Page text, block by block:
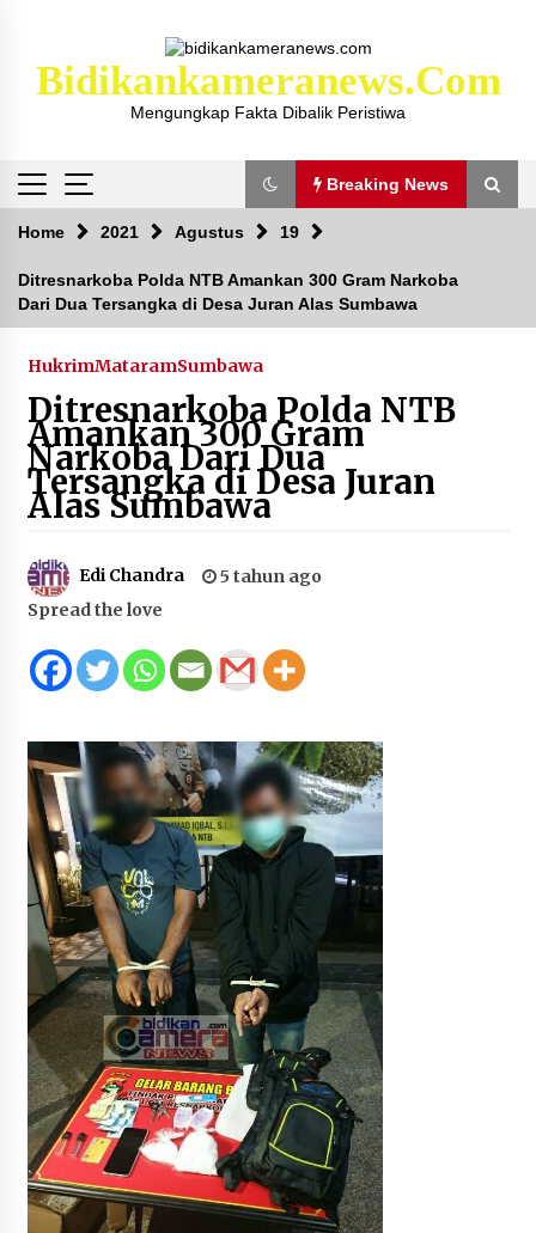
Bidikankameranews.com
Mengungkap Fakta Dibalik Peristiwa
Breaking News
Breaking News
Kejaksaan KSB Mulai Lidik Mafia Tanah Desa
Sekongkang Bawah
2 tahun ago
Laporan Dugaan Pencabulan di Desa Sepayung
Kec. Plampang, Polres Sumbawa Pastikan
Proses Penyelidikan Berjalan Maksimal
4 minggu ago
Juanda, Edukasi Masyarakat dalam Mengurus
Administrasi Kendaraan Berupa SIM
1 bulan ago
HUT ke-46 Dekranas di Makassar, di Hadapan
Ny. Selvi Gibran Ketua Dekranasda Sumbawa
1 bulan ago
Bupati H. Jarot : Demi Keberlanjutan Pelayanan,
Perumdam Batulanteh Akan Lakukan
Penyesuaian Tarif Air Minum
1 bulan ago
Prestasi Nasional, Polwan Polres Sumbawa
Bripda Vanesa Aprilia Renyaan, Sabet Juara II
Taekwondo Kapolri Cup ke-7
1 bulan ago
Sekretaris Bapperida, Dwi Rahayu, ST,. MM,.
Pimpin Rakor Aksi Konvergensi Percepatan
Penurunan Stunting di Sumbawa
1 bulan ago
Wabup Ansori Apresiasi Rekomendasi dan
Pandangan Fraksi – Fraksi DPRD Sumbawa
1 bulan ago
Home 2021 Agustus 19
Ditresnarkoba Polda NTB Amankan 300 Gram Narkoba
Dari Dua Tersangka di Desa Juran Alas Sumbawa
HukrimMataramSumbawa
Ditresnarkoba Polda NTB
Amankan 300 Gram
Narkoba Dari Dua
Tersangka di Desa Juran
Alas Sumbawa
Edi Chandra
5 tahun ago
Spread the love